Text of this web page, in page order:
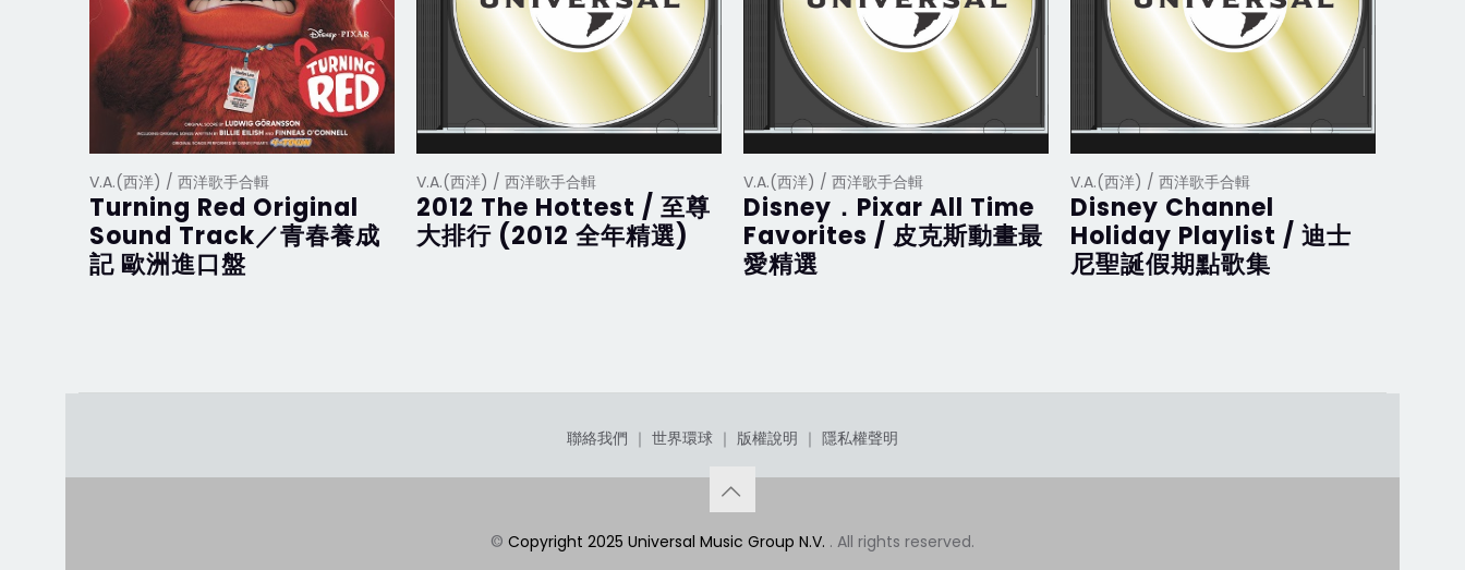
V.A.(西洋) / 西洋歌手合輯
Turning Red Original
Sound Track／青春養成
記 歐洲進口盤
V.A.(西洋) / 西洋歌手合輯
2012 The Hottest / 至尊
大排行 (2012 全年精選)
V.A.(西洋) / 西洋歌手合輯
Disney．Pixar All Time
Favorites / 皮克斯動畫最
愛精選
V.A.(西洋) / 西洋歌手合輯
Disney Channel
Holiday Playlist / 迪士
尼聖誕假期點歌集
聯絡我們 ｜ 世界環球｜ 版權說明 ｜ 隱私權聲明
© Copyright 2025 Universal Music Group N.V. . All rights reserved.